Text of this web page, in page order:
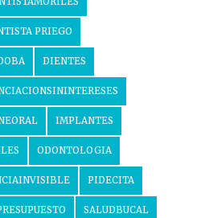
PRIEGO
DIENTES
IMPLANTES
ODONTOLOGIA
PIDECITA
SALUDBUCAL